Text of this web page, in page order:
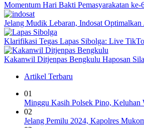
Momentum Hari Bakti Pemasyarakatan
Jelang Mudik Lebaran, Indosat
Klarifikasi Tegas Lapas Sibolga: Live
Kakanwil Ditjenpas Bengkulu Haposan
Artikel Terbaru
01
Minggu Kasih Polsek Pino,
02
Jelang Pemilu 2024, Kapolres